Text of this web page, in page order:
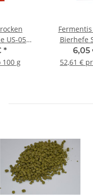
US-05 -
*
100 g
Bierhefe
W34/70
6,05
52,61 €